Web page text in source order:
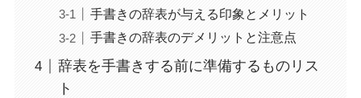
手書きの辞表が与える印象とメリット
手書きの辞表のデメリットと注意点
辞表を手書きする前に準備するものリス
ト